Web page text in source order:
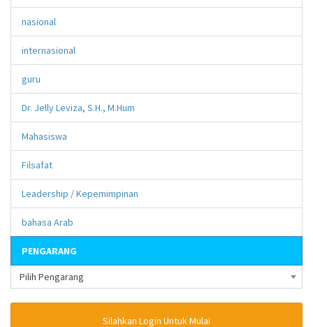
nasional
internasional
guru
Dr. Jelly Leviza, S.H., M.Hum
Mahasiswa
Filsafat
Leadership / Kepemimpinan
bahasa Arab
PENGARANG
Pilih Pengarang
Silahkan Login Untuk Mulai